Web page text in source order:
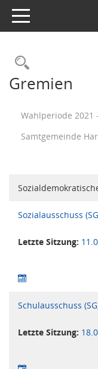
Toggle navigation
Gremien
Wahlperiode 2021
Samtgemeinde
Sozialausschuss
Letzte Sitzung:
Schulausschuss
Letzte Sitzung: